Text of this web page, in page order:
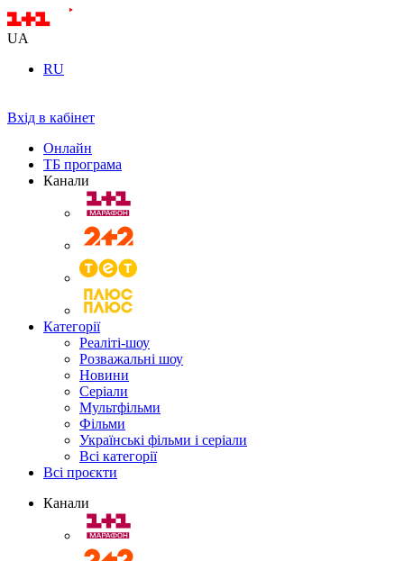
UA
RU
Вхід в кабінет
Онлайн
ТБ програма
Канали
Категорії
Реаліті-шоу
Розважальні шоу
Новини
Серіали
Мультфільми
Фільми
Українські фільми і серіали
Всі категорії
Всі проєкти
Канали